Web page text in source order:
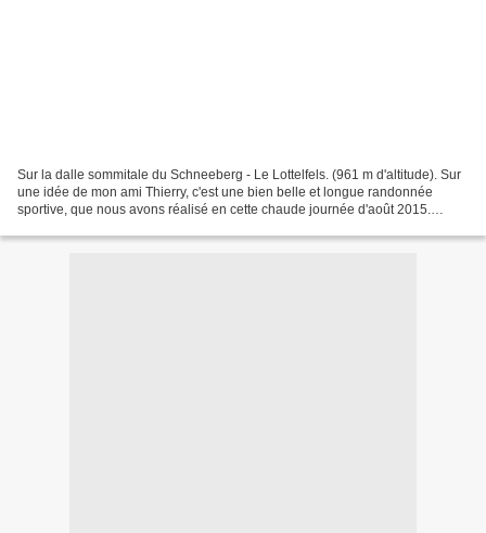
Sur la dalle sommitale du Schneeberg - Le Lottelfels. (961 m d'altitude). Sur
une idée de mon ami Thierry, c'est une bien belle et longue randonnée
sportive, que nous avons réalisé en cette chaude journée d'août 2015.